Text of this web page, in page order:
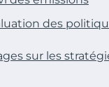
des
sur les